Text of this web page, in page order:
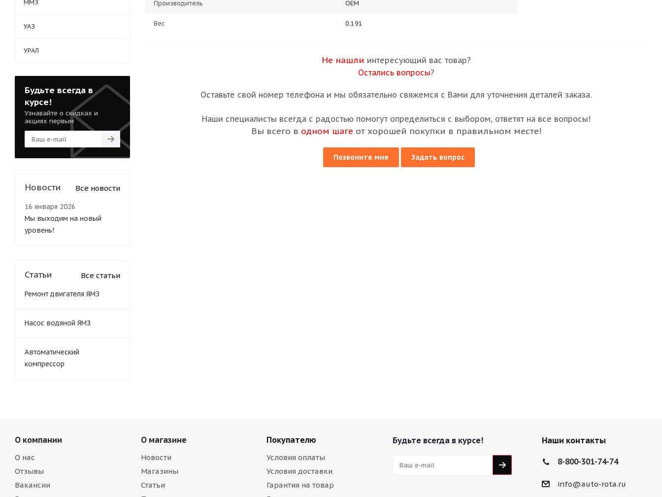
Производитель OEM
Вес 0.191
Не нашли интересующий вас товар?
Остались вопросы?
Оставьте свой номер телефона и мы обязательно свяжемся с Вами для уточнения деталей заказа.
Наши специалисты всегда с радостью помогут определиться с выбором, ответят на все вопросы!
Вы всего в одном шаге от хорошей покупки в правильном месте!
Позвоните мне Задать вопрос
ММЗ
УАЗ
УРАЛ
Будьте всегда в
курсе!
Узнавайте о скидках и
акциях первым
Новости Все новости
16 января 2026
Мы выходим на новый
уровень!
Статьи Все статьи
Ремонт двигателя ЯМЗ
Насос водяной ЯМЗ
Автоматический
компрессор
О компании
О нас
Отзывы
Вакансии
О магазине
Новости
Магазины
Статьи
Покупателю
Условия оплаты
Условия доставки
Гарантия на товар
Будьте всегда в курсе! Наши контакты
8-800-301-74-74
info@auto-rota.ru